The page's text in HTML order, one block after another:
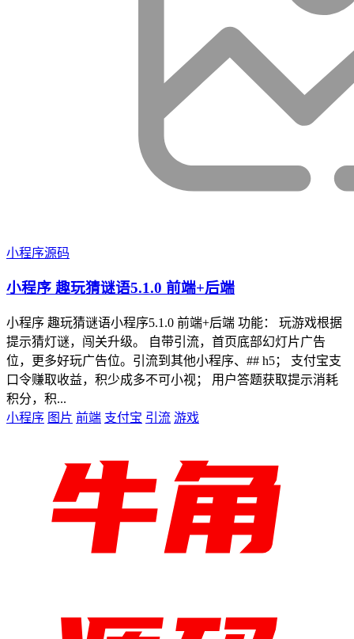
小程序源码
小程序 趣玩猜谜语5.1.0 前端+后端
小程序 趣玩猜谜语小程序5.1.0 前端+后端 功能： 玩游戏根据
提示猜灯谜，闯关升级。 自带引流，首页底部幻灯片广告
位，更多好玩广告位。引流到其他小程序、## h5； 支付宝支
口令赚取收益，积少成多不可小视； 用户答题获取提示消耗
积分，积...
小程序 图片 前端 支付宝 引流 游戏